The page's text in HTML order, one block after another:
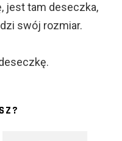
jest tam deseczka,
swój rozmiar.